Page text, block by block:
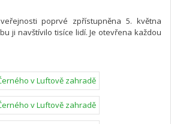
poprvé zpřístupněna 5. května
ji navštívilo tisíce lidí. Je otevřena každou